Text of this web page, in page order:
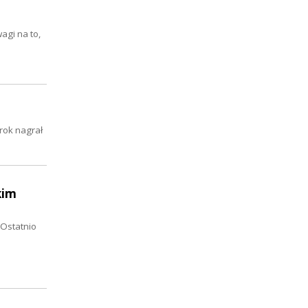
na to,
nagrał